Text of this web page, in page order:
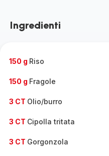
Ingredienti
150 g Riso
150 g Fragole
3 CT Olio/burro
3 CT Cipolla tritata
3 CT Gorgonzola